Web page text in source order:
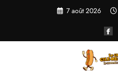
7 août 2026